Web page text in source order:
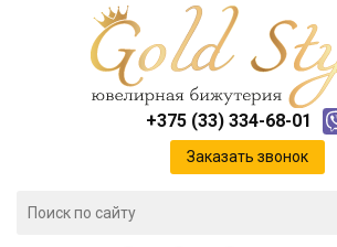
+375 (33) 334-68-01
Заказать звонок
Каталог
Доставка и оплата
Инфо
Контакты
Положение о cookie-файлах